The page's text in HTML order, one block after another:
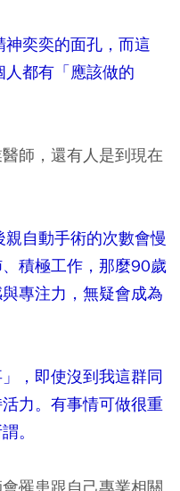
奕奕的面孔，而這
都有「應該做的
師，還有人是到現在
自動手術的次數會慢
積極工作，那麼90歲
專注力，無疑會成為
，即使沒到我這群同
力。有事情可做很重
。
罹患跟自己專業相關